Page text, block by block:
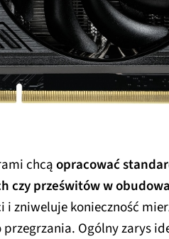
chcąopracować
czy prześwitów w
i zniweluje konieczność
Ogólny zarys